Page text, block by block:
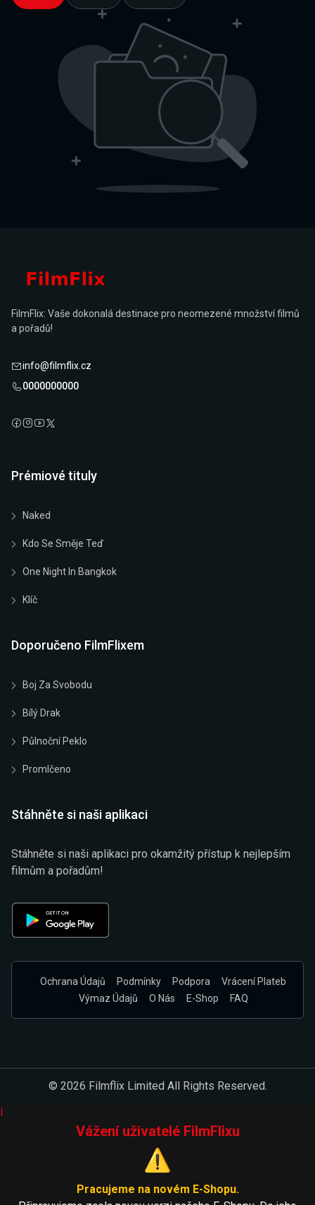
FilmFlix: Vaše dokonalá destinace pro neomezené množství filmů
a pořadů!
info@filmflix.cz
0000000000
Prémiové tituly
Naked
Kdo Se Směje Teď
One Night In Bangkok
Klíč
Doporučeno FilmFlixem
Boj Za Svobodu
Bílý Drak
Půlnoční Peklo
Promlčeno
Stáhněte si naši aplikaci
Stáhněte si naši aplikaci pro okamžitý přístup k nejlepším
filmům a pořadům!
Ochrana Údajů Podmínky Podpora
Vrácení Plateb
Výmaz Údajů
O Nás E-Shop FAQ
© 2026 Filmflix Limited All Rights Reserved.
i
Vážení uživatelé FilmFlixu
⚠️
Pracujeme na novém E-Shopu.